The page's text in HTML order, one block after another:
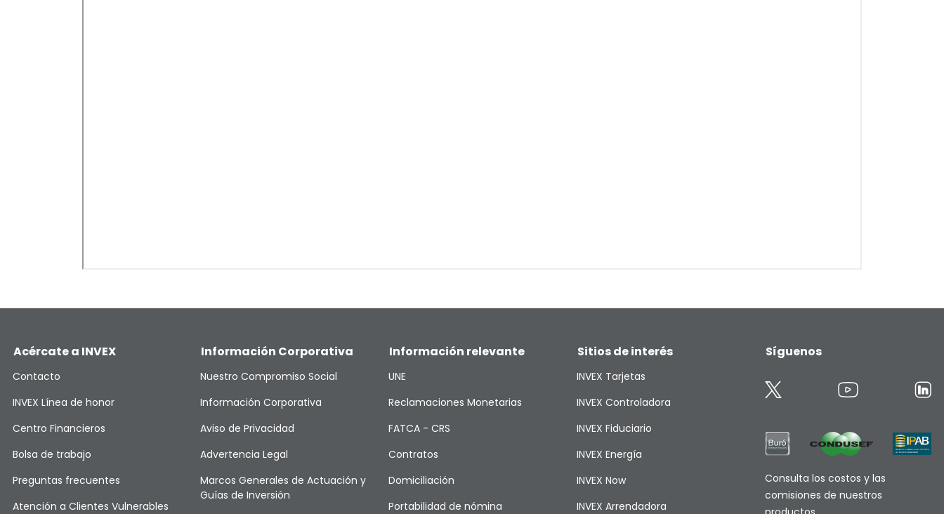
Acércate a INVEX
Contacto
INVEX Línea de honor
Centro Financieros
Bolsa de trabajo
Preguntas frecuentes
Atención a Clientes Vulnerables
Información Corporativa
Nuestro Compromiso Social
Información Corporativa
Aviso de Privacidad
Advertencia Legal
Marcos Generales de Actuación y
Guías de Inversión
Información relevante
UNE
Reclamaciones Monetarias
FATCA - CRS
Contratos
Domiciliación
Portabilidad de nómina
Sitios de interés
INVEX Tarjetas
INVEX Controladora
INVEX Fiduciario
INVEX Energía
INVEX Now
INVEX Arrendadora
Síguenos
Consulta los costos y las
comisiones de nuestros